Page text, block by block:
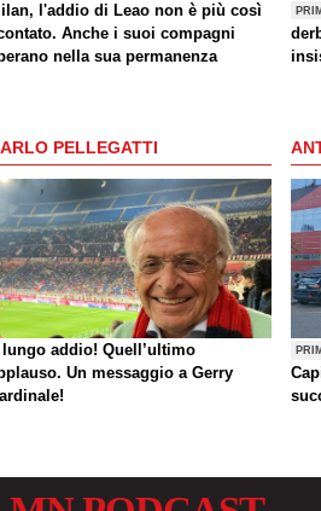
l'addio di Leao non è più così
Anche i suoi compagni
nella sua permanenza
PELLEGATTI
lungo addio! Quell’ultimo
Un messaggio a Gerry